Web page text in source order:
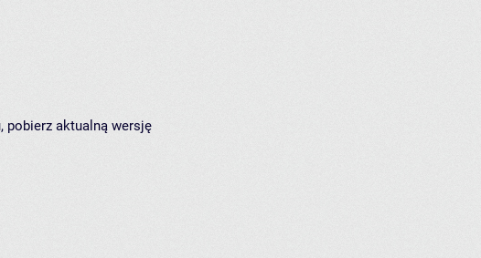
pobierz aktualną wersję